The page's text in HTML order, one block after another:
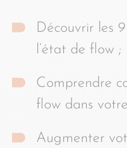
Découvrir les
l’état de flow ;
Comprendre
flow dans
Augmenter